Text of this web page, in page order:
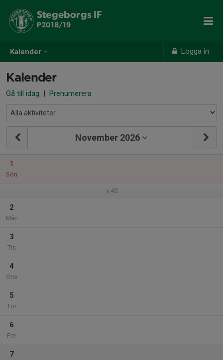
Kalender Logga in
Stegeborgs IF
P2018/19
Kalender
Gå till idag | Prenumerera
November 2026
1
Sön
v.45
2
Mån
3
Tis
4
Ons
5
Tor
6
Fre
7